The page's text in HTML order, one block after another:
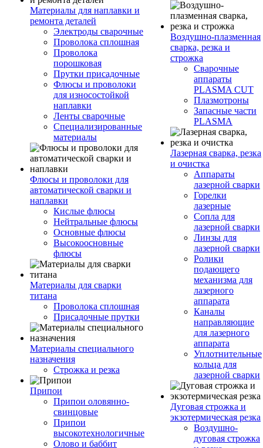
Материалы для наплавки и
ремонта деталей
Электроды сварочные
Проволока сплошная
Проволока
порошковая
Прутки присадочные
Флюсы и проволоки
для износостойкой
наплавки
Ленты сварочные
Специализированные
материалы
Флюсы и проволоки для
автоматической сварки и
наплавки
Кислые флюсы
Нейтральные флюсы
Основные флюсы
Высокоосновные
флюсы
Материалы для сварки
титана
Проволока сплошная
Присадочные прутки
Материалы специального
назначения
Строжка и резка
Припои
Припои оловянно-
свинцовые
Припои
высокотехнологичные
Олово и баббит
Воздушно-плазменная
сварка, резка и
строжка
Сварочные
аппараты
PLASMA CUT
Плазмотроны
Запасные части
PLASMA
Лазерная сварка, резка
и очистка
Аппараты
лазерной сварки
Горелки
лазерные
Сопла для
лазерной сварки
Линзы для
лазерной сварки
Ролики
подающего
механизма для
лазерного
аппарата
Каналы
направляющие
для лазерного
аппарата
Уплотнительные
кольца для
лазерной сварки
Дуговая строжка и
экзотермическая резка
Воздушно-
дуговая строжка